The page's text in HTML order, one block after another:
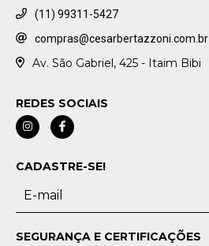
(11) 99311-5427
compras@cesarbertazzoni.com.br
Av. São Gabriel, 425 - Itaim Bibi
REDES SOCIAIS
CADASTRE-SE!
SEGURANÇA E CERTIFICAÇÕES